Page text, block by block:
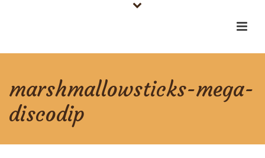
marshmallowsticks-mega-
discodip